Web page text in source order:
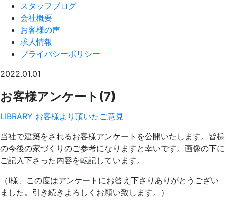
スタッフブログ
会社概要
お客様の声
求人情報
プライバシーポリシー
2022.01.01
お客様アンケート(7)
LIBRARY お客様より頂いたご意見
当社で建築をされるお客様アンケートを公開いたします。皆様
の今後の家づくりのご参考になりますと幸いです。画像の下に
ご記入下さった内容を転記しています。
（I様、この度はアンケートにお答え下さりありがとうござい
ました。引き続きよろしくお願い致します。）